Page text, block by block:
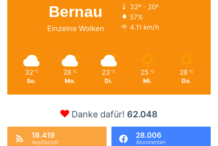
Bernau
Einzelne Wolken
32º - 20º
57%
4.11 km/h
32 ℃
So.
28 ℃
Mo.
23 ℃
Di.
25 ℃
Mi.
28 ℃
Do.
Danke dafür! 62.048
18.419
AppNutzer
28.006
Abonnenten